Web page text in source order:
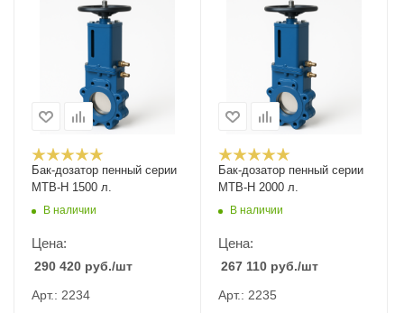
Бак-дозатор пенный серии
MTB-H 1500 л.
В наличии
Цена:
290 420 руб./шт
Арт.: 2234
Бак-дозатор пенный серии
MTB-H 2000 л.
В наличии
Цена:
267 110 руб./шт
Арт.: 2235